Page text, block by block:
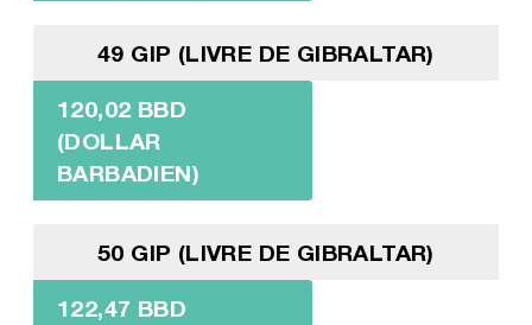
49 GIP (LIVRE DE GIBRALTAR)
120,02 BBD
(DOLLAR
BARBADIEN)
50 GIP (LIVRE DE GIBRALTAR)
122,47 BBD